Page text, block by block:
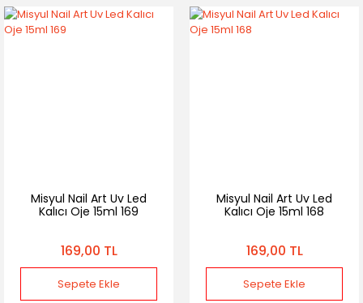
Misyul Nail Art Uv Led
Kalıcı Oje 15ml 169
169,00 TL
Sepete Ekle
Misyul Nail Art Uv Led
Kalıcı Oje 15ml 168
169,00 TL
Sepete Ekle